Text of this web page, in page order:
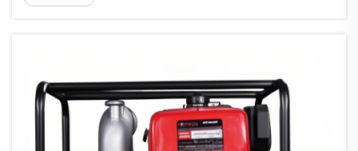
comienzan a fallar cuando las presiones superan los